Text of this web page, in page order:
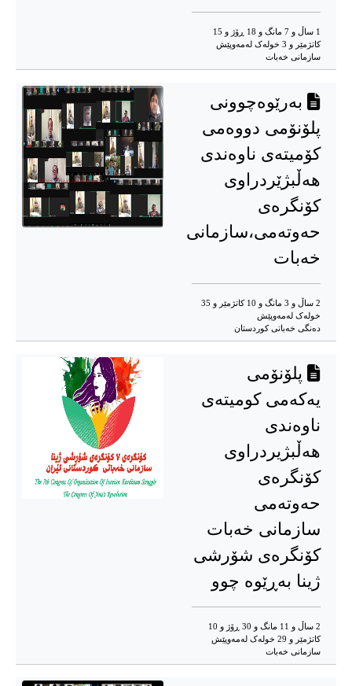
1 ساڵ و 7 مانگ و 18 ڕۆژ و 15
کاتژمێر و 3 خوله‌ک له‌مه‌وپێش‌
سازمانی خەبات
بەرێوەچوونی
پلۆنۆمی دووه‌می
کۆمیتەی ناوەندی
هەڵبژێردراوی
کۆنگرەی
حه‌وتەمی،سازمانی
خەبات
2 ساڵ و 3 مانگ و 10 کاتژمێر و 35
خوله‌ک له‌مه‌وپێش‌
دەنگی خەباتی کوردستان
پلۆنۆمی
یەکەمی کومیتەی
ناوەندی
هەڵبژیردراوی
کۆنگرەی
حەوتەمی
سازمانی خەبات
کۆنگرەی شۆرشی
ژینا بەڕێوە چوو
2 ساڵ و 11 مانگ و 30 ڕۆژ و 10
کاتژمێر و 29 خوله‌ک له‌مه‌وپێش‌
سازمانی خه‌بات